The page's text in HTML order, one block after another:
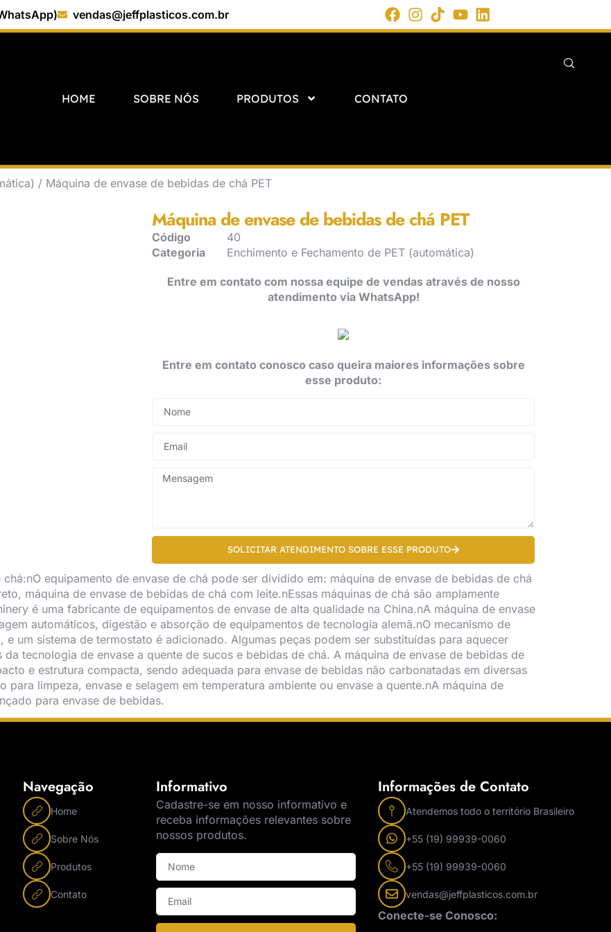
vendas@jeffplasticos.com.br
HOME SOBRE NÓS PRODUTOS CONTATO
/ Máquina de envase de bebidas de chá PET
Máquina de envase de bebidas de chá PET
Código
40
Categoria
Enchimento e Fechamento de PET (automática)
Entre em contato com nossa equipe de vendas através de nosso
atendimento via WhatsApp!
Entre em contato conosco caso queira maiores informações sobre
esse produto:
SOLICITAR ATENDIMENTO SOBRE ESSE PRODUTO
equipamento de envase de chá pode ser dividido em: máquina de envase de bebidas de chá
máquina de envase de bebidas de chá com leite.nEssas máquinas de chá são amplamente
é uma fabricante de equipamentos de envase de alta qualidade na China.nA máquina de envase
automáticos, digestão e absorção de equipamentos de tecnologia alemã.nO mecanismo de
um sistema de termostato é adicionado. Algumas peças podem ser substituídas para aquecer
tecnologia de envase a quente de sucos e bebidas de chá. A máquina de envase de bebidas de
e estrutura compacta, sendo adequada para envase de bebidas não carbonatadas em diversas
para limpeza, envase e selagem em temperatura ambiente ou envase a quente.nA máquina de
para envase de bebidas.
Navegação
Home
Sobre Nós
Produtos
Contato
Informativo
Cadastre-se em nosso informativo e
receba informações relevantes sobre
nossos produtos.
Informações de Contato
Atendemos todo o território Brasileiro
+55 (19) 99939-0060
+55 (19) 99939-0060
vendas@jeffplasticos.com.br
Conecte-se Conosco: